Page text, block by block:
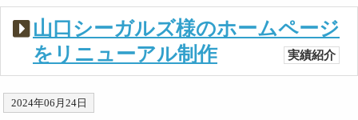
山口シーガルズ様のホームページ
をリニューアル制作
実績紹介
2024年06月24日